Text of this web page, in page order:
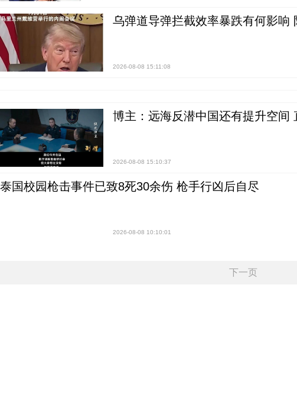
乌弹道导弹拦截效率暴跌有何影响
2026-08-08 15:11:08
博主：远海反潜中国还有提升空间
2026-08-08 15:10:37
泰国校园枪击事件已致8死30余伤 枪手行凶后自尽
2026-08-08 10:10:01
下一页